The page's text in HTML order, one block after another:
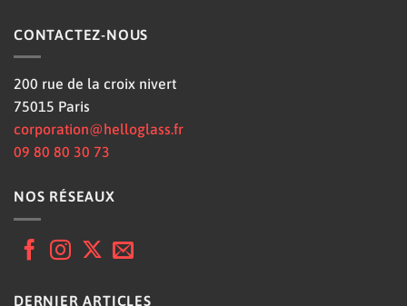
supporte
CONTACTEZ-NOUS
200 rue de la croix nivert
75015 Paris
corporation@helloglass.fr
09 80 80 30 73
NOS RÉSEAUX
DERNIER ARTICLES